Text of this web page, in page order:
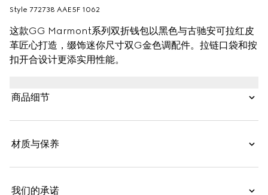
Style ‎772738 AAE5F 1062
这款GG Marmont系列双折钱包以黑色与古驰安可拉红皮
革匠心打造，缀饰迷你尺寸双G金色调配件。拉链口袋和按
扣开合设计更添实用性能。
商品细节
材质与保养
我们的承诺